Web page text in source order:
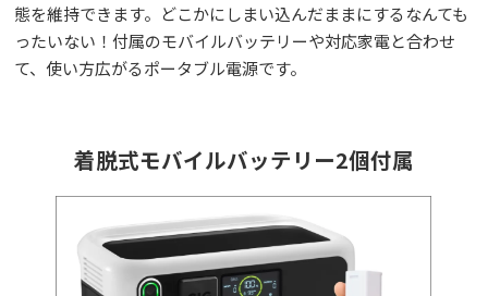
態を維持できます。どこかにしまい込んだままにするなんても
ったいない！付属のモバイルバッテリーや対応家電と合わせ
て、使い方広がるポータブル電源です。
着脱式モバイルバッテリー2個付属